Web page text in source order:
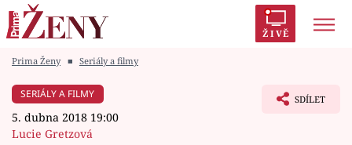
ŽIVĚ
Módní alarm
Prima Ženy ■ Seriály a filmy
SERIÁLY A FILMY
5. dubna 2018 19:00
Lucie Gretzová
SDÍLET